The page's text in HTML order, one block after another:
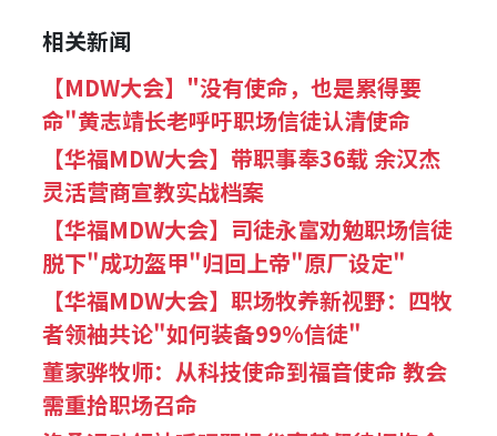
相关新闻
【MDW大会】"没有使命，也是累得要
命"黄志靖长老呼吁职场信徒认清使命
【华福MDW大会】带职事奉36载 余汉杰
灵活营商宣教实战档案
【华福MDW大会】司徒永富劝勉职场信徒
脱下"成功盔甲"归回上帝"原厂设定"
【华福MDW大会】职场牧养新视野：四牧
者领袖共论"如何装备99%信徒"
董家骅牧师：从科技使命到福音使命 教会
需重拾职场召命